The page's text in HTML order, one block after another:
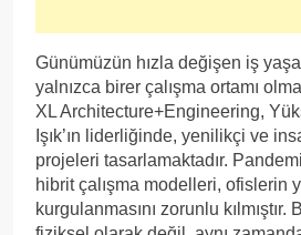
Günümüzün hızla değişen iş
yalnızca birer çalışma ortamı
XL Architecture+Engineering,
Işık’ın liderliğinde, yenilikçi ve
projeleri tasarlamaktadır.
hibrit çalışma modelleri, ofislerin
kurgulanmasını zorunlu